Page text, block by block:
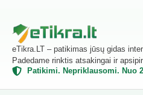
eTikra.LT – patikimas jūsų gidas
Padedame rinktis atsakingai ir
Patikimi. Nepriklausomi. Nuo